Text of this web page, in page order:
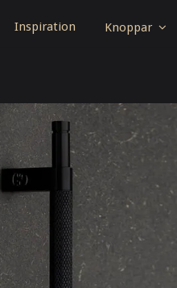
Inspiration Knoppar